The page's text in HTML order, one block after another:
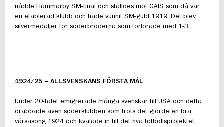
nådde Hammarby SM-final och ställdes mot GAIS som då var
en etablerad klubb och hade vunnit SM-guld 1919. Det blev
silvermedaljer för söderbröderna som förlorade med 1-3.
1924/25 – ALLSVENSKANS FÖRSTA MÅL
Under 20-talet emigrerade många svenskar till USA och detta
drabbade även söderklubben som trots det gjorde en bra
vårsäsong 1924 och kvalade in till det nya fotbollsprojektet,